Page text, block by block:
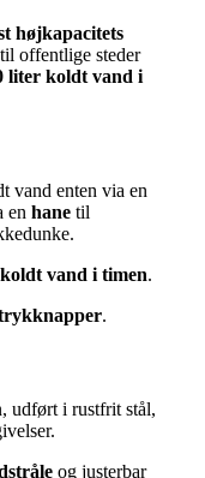
højkapacitets
offentlige steder
liter koldt vand i
vand enten via en
en hane til
vand i timen.
.
udført i rustfrit stål,
og justerbar